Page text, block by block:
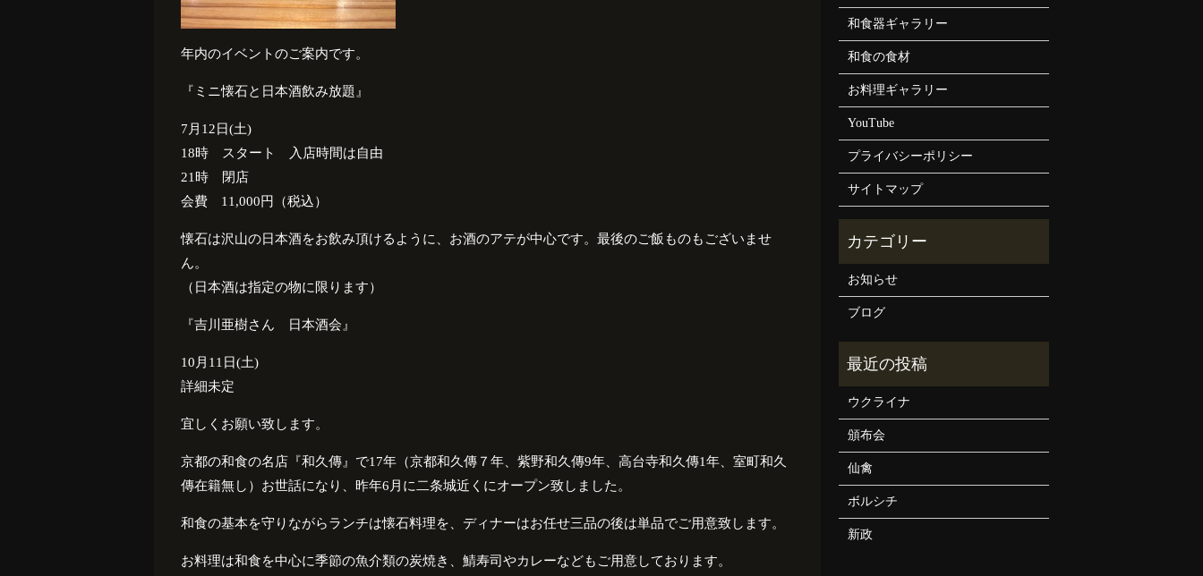
年内のイベントのご案内です。
『ミニ懐石と日本酒飲み放題』
7月12日(土)
18時 スタート 入店時間は自由
21時 閉店
会費 11,000円（税込）
懐石は沢山の日本酒をお飲み頂けるように、お酒のアテが中心です。最後のご飯ものもございませ
ん。
（日本酒は指定の物に限ります）
『吉川亜樹さん 日本酒会』
10月11日(土)
詳細未定
宜しくお願い致します。
京都の和食の名店『和久傳』で17年（京都和久傳７年、紫野和久傳9年、高台寺和久傳1年、室町和久
傳在籍無し）お世話になり、昨年6月に二条城近くにオープン致しました。
和食の基本を守りながらランチは懐石料理を、ディナーはお任せ三品の後は単品でご用意致します。
お料理は和食を中心に季節の魚介類の炭焼き、鯖寿司やカレーなどもご用意しております。
和食器ギャラリー
和食の食材
お料理ギャラリー
YouTube
プライバシーポリシー
サイトマップ
お知らせ
ブログ
ウクライナ
頒布会
仙禽
ボルシチ
新政